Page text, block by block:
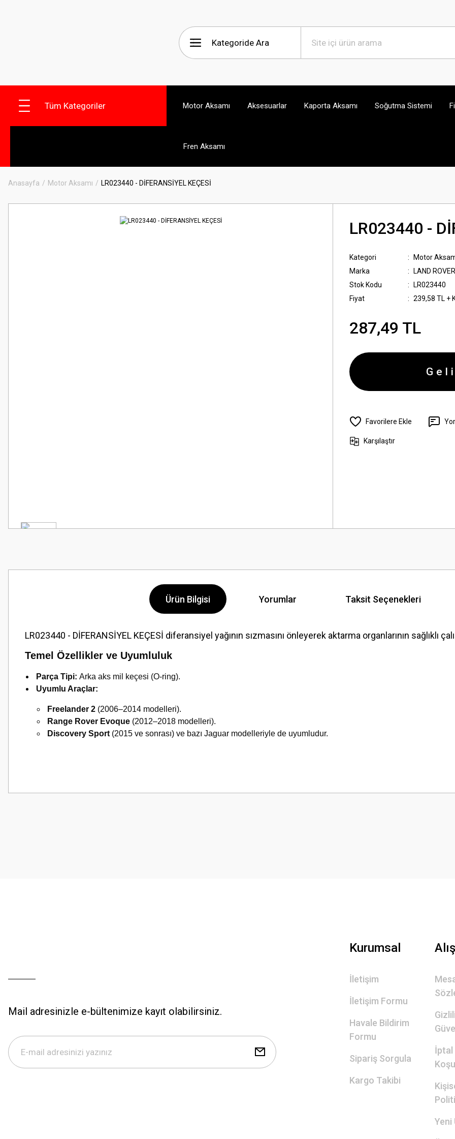
Tüm Kategoriler Motor Aksamı Aksesuarlar Kaporta Aksamı Soğutma Sistemi
Fren Aksamı
Anasayfa Motor Aksamı LR023440 - DİFERANSİYEL KEÇESİ
LR023440 -
Kategori
Motor
Marka
LAND ROVER
Stok Kodu
LR023440
Fiyat
239,58 TL +
287,49 TL
Karşılaştır
Ürün Bilgisi Yorumlar Taksit Seçenekleri
LR023440 - DİFERANSİYEL KEÇESİ diferansiyel yağının sızmasını önleyerek aktarma organlarının sağlıklı
Temel Özellikler ve Uyumluluk
Parça Tipi: Arka aks mil keçesi (O-ring).
Uyumlu Araçlar:
Freelander 2 (2006–2014 modelleri).
Range Rover Evoque (2012–2018 modelleri).
Discovery Sport (2015 ve sonrası) ve bazı Jaguar modelleriyle de uyumludur.
Görüş ve önerileriniz için teşekkür ederiz.
Mail adresinizle e-bültenimize kayıt olabilirsiniz.
Kurumsal
İletişim
İletişim Formu
Havale Bildirim
Formu
Sipariş Sorgula
Kargo Takibi
İptal
Yeni